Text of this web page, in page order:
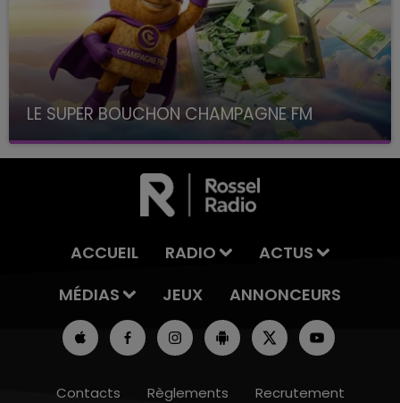
LE SUPER BOUCHON CHAMPAGNE FM
avec La Famille Champagne FM, à 8H10
ACCUEIL RADIO
ACTUS
MÉDIAS
JEUX ANNONCEURS
Contacts Règlements Recrutement